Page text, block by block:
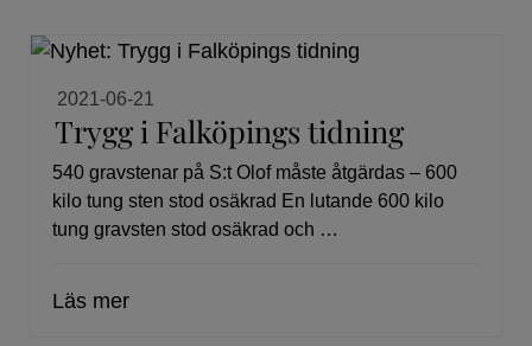
2021-06-21
Trygg i Falköpings tidning
540 gravstenar på S:t Olof måste åtgärdas – 600
kilo tung sten stod osäkrad En lutande 600 kilo
tung gravsten stod osäkrad och …
Läs mer